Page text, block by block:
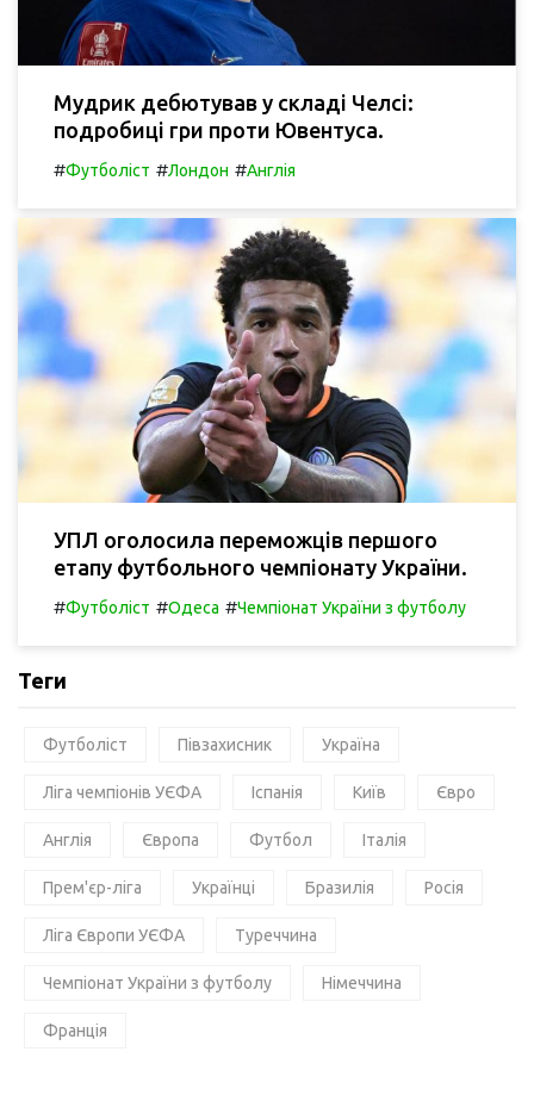
Мудрик дебютував у складі Челсі:
подробиці гри проти Ювентуса.
#Футболіст #Лондон #Англія
УПЛ оголосила переможців першого
етапу футбольного чемпіонату України.
#Футболіст #Одеса #Чемпіонат України з футболу
Теги
Футболіст Півзахисник Україна
Ліга чемпіонів УЄФА Іспанія Київ Євро
Англія Європа Футбол Італія
Прем'єр-ліга Українці Бразилія Росія
Ліга Європи УЄФА Туреччина
Чемпіонат України з футболу Німеччина
Франція